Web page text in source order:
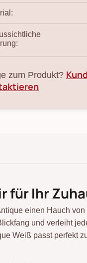
zum Produkt?
für Ihr
einen Hauch
und verleiht
Weiß passt perfekt